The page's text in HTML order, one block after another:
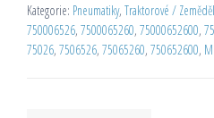
Kategorie: Pneumatiky, Traktorové /
750006526, 7500065260, 75000652600,
75026, 7506526, 75065260, 750652600,